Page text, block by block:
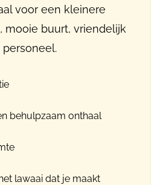
voor een kleinere
mooie buurt, vriendelijk
behulpzaam onthaal
lawaai dat je maakt